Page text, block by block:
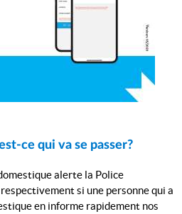
ce qui va se passer?
alerte la Police
si une personne qui a
en informe rapidement nos